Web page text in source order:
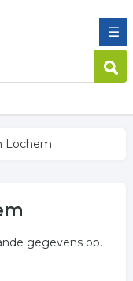
☰
Lochem
gegevens op.